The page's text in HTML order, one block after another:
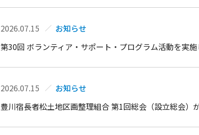
2026.07.15
お知らせ
第30回 ボランティア・サポート・プログラム活動を実施
2026.07.15
お知らせ
豊川宿長者松土地区画整理組合 第1回総会（設立総会）